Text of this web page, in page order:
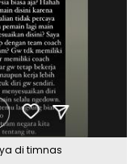
di timnas